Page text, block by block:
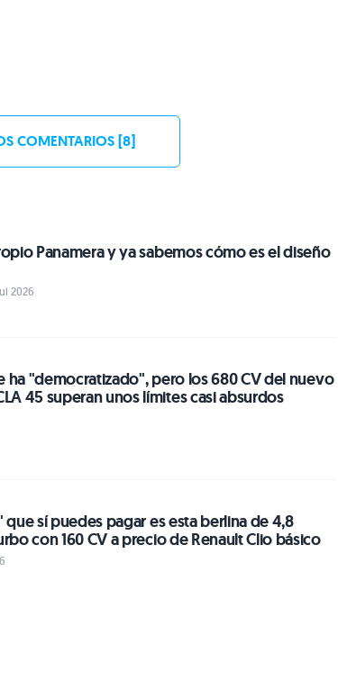
COMENTARIOS [8]
Panamera y ya sabemos cómo es el diseño
2026
ha "democratizado", pero los 680 CV del nuevo
45 superan unos límites casi absurdos
que sí puedes pagar es esta berlina de 4,8
con 160 CV a precio de Renault Clio básico